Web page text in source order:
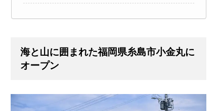
海と山に囲まれた福岡県糸島市小金丸に
オープン